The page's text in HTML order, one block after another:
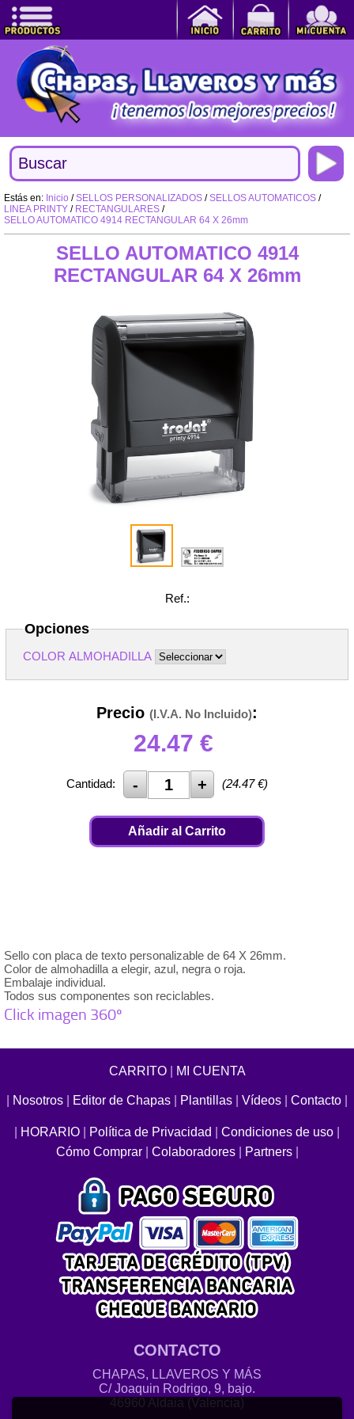
Estás en: Inicio /SELLOS PERSONALIZADOS /SELLOS AUTOMATICOS /
LINEA PRINTY / RECTANGULARES /
SELLO AUTOMATICO 4914 RECTANGULAR 64 X 26mm
SELLO AUTOMATICO 4914
RECTANGULAR 64 X 26mm
Ref.:
Opciones
COLOR ALMOHADILLA
Precio (I.V.A. No Incluido):
24.47 €
Cantidad: (24.47€)
Añadir al Carrito
Sello con placa de texto personalizable de 64 X 26mm.
Color de almohadilla a elegir, azul, negra o roja.
Embalaje individual.
Todos sus componentes son reciclables.
Click imagen 360º
CARRITO| MI CUENTA
Nosotros Editor de Chapas Plantillas Vídeos Contacto
HORARIO Política de Privacidad Condiciones de uso
Cómo Comprar
Colaboradores Partners
CONTACTO
CHAPAS, LLAVEROS Y MÁS
C/ Joaquin Rodrigo, 9, bajo.
46960 Aldaia (Valencia)